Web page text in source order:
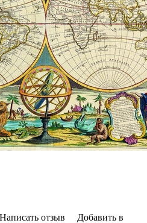
Написать отзыв
Добавить в